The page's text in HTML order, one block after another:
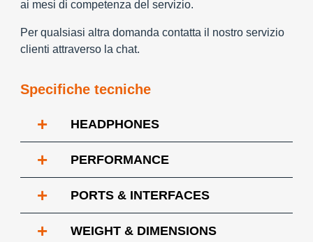
ai mesi di competenza del servizio.
Per qualsiasi altra domanda contatta il nostro servizio
clienti attraverso la chat.
Specifiche tecniche
+ HEADPHONES
+ PERFORMANCE
+ PORTS & INTERFACES
+ WEIGHT & DIMENSIONS